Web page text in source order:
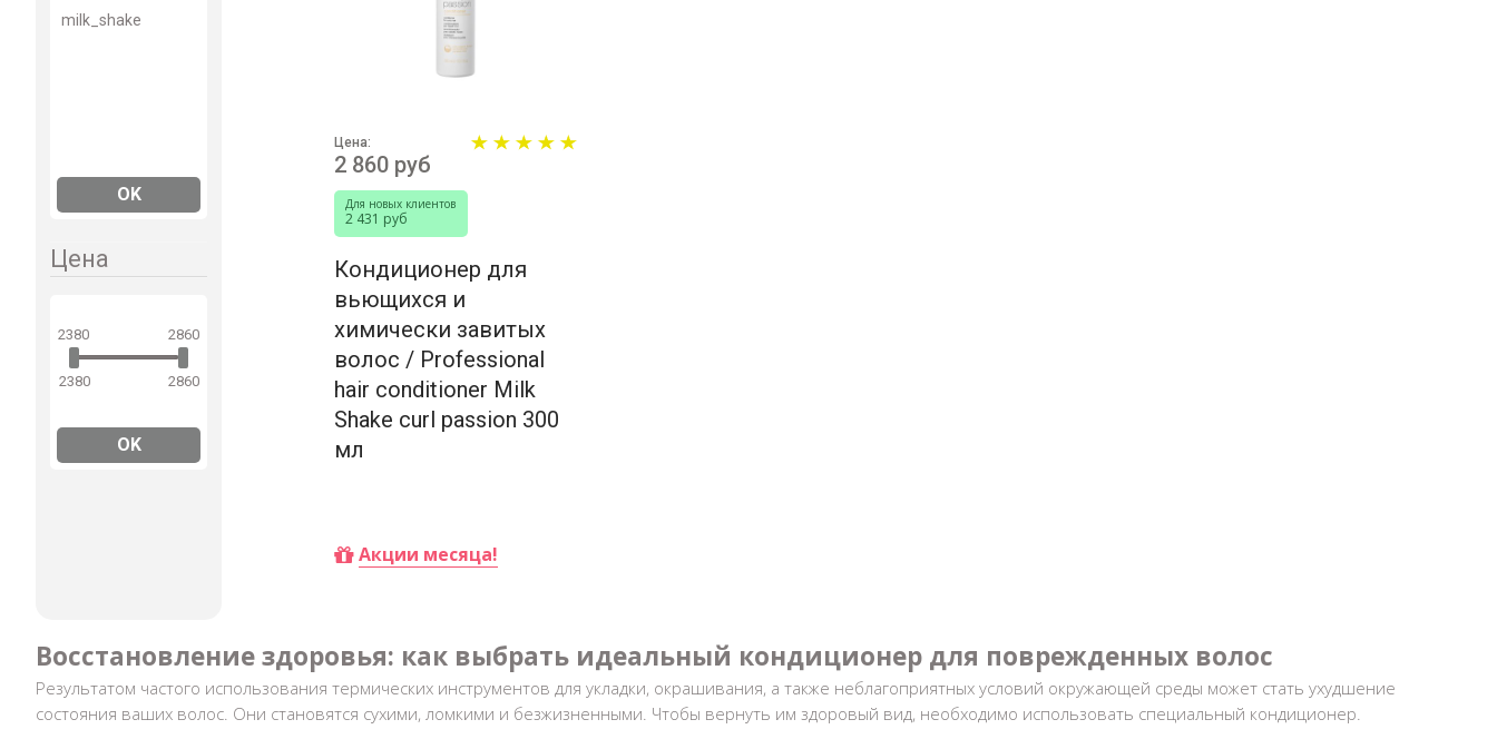
milk_shake
OK
Цена
2380 2860
2380 2860
OK
Цена:
2 860 руб
Для новых клиентов
2 431 руб
Кондиционер для
вьющихся и
химически завитых
волос / Professional
hair conditioner Milk
Shake curl passion 300
мл
Акции месяца!
Восстановление здоровья: как выбрать идеальный кондиционер для поврежденных волос
Результатом частого использования термических инструментов для укладки, окрашивания, а также неблагоприятных условий окружающей среды может стать ухудшение
состояния ваших волос. Они становятся сухими, ломкими и безжизненными. Чтобы вернуть им здоровый вид, необходимо использовать специальный кондиционер.